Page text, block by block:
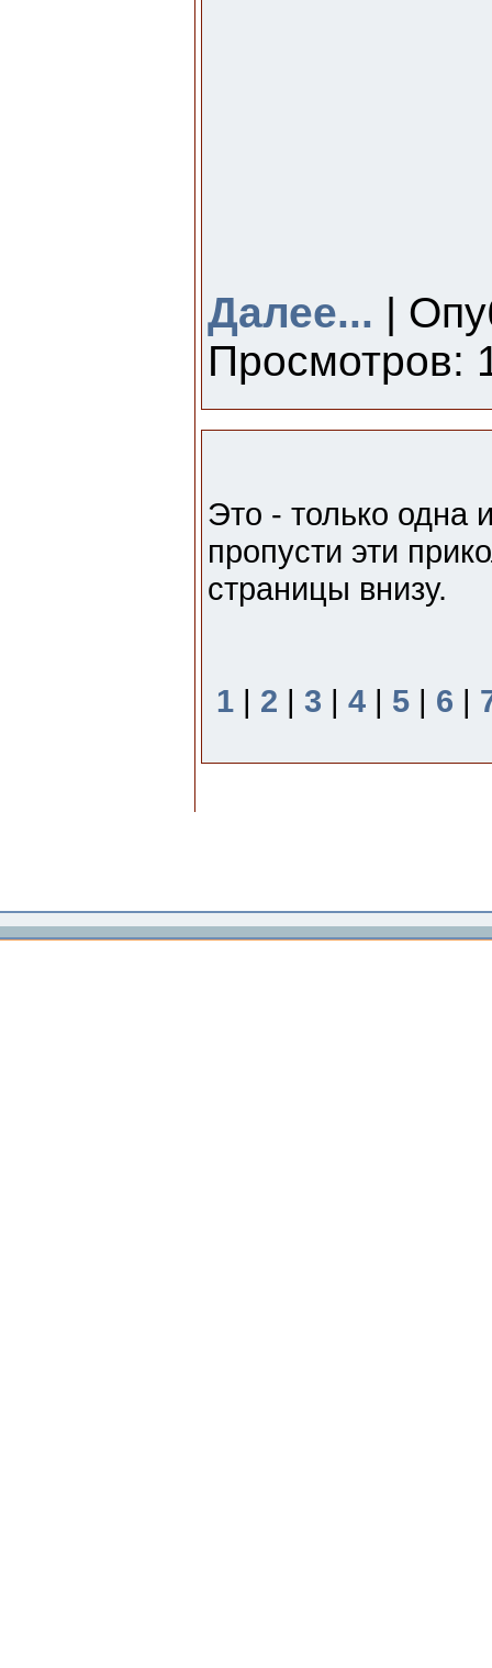
Далее... |
Просмотров:
Это - только одна
пропусти эти
страницы внизу.
1 | 2 | 3 | 4 | 5 | 6 |